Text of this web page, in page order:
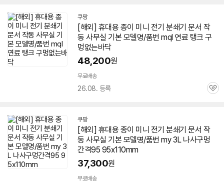
쿠팡
[해외] 휴대용 종이 미니 전기 분쇄기 문서 작
동 사무실 기본 모델명/품번 mql 연료 탱크 구
멍없는바닥
48,200원
무료배송
26.08. 등록
관
쿠팡
[해외] 휴대용 종이 미니 전기 분쇄기 문서 작
동 사무실 기본 모델명/품번 my 3L 나사구멍
간격95 95x110mm
37,300원
무료배송
세부정보 열기/접기